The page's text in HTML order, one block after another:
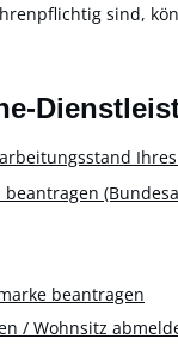
sind,
beantragen
/ Wohnsitz